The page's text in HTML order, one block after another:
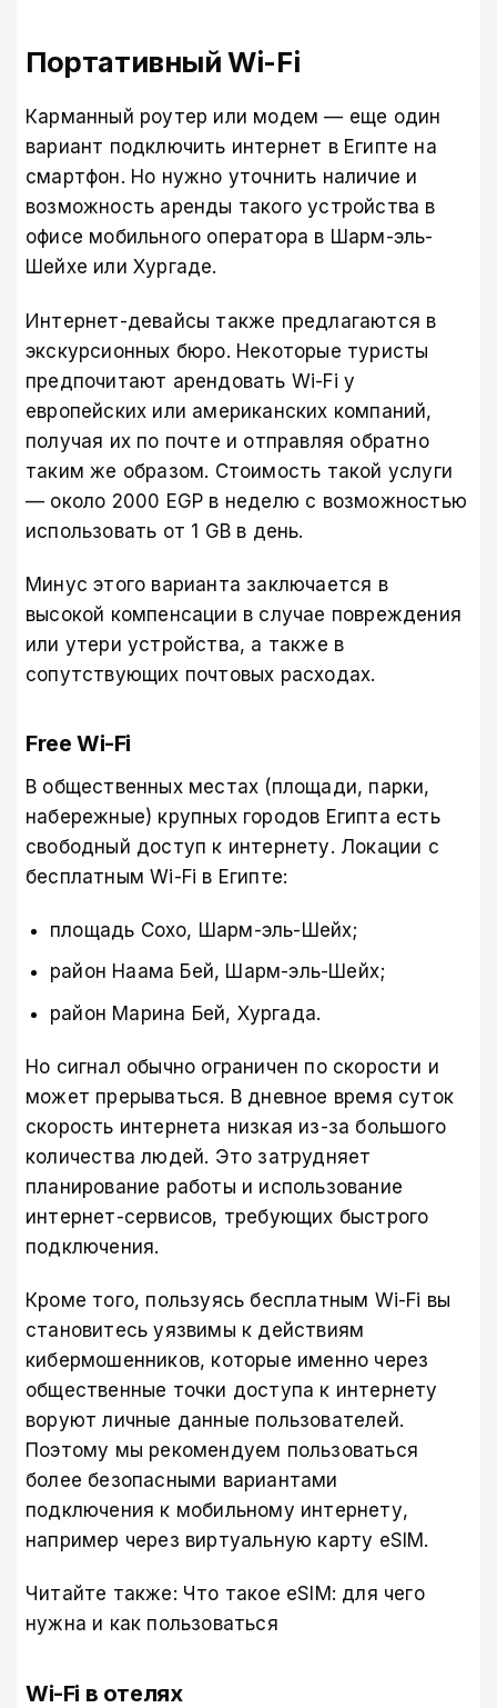
Портативный Wi-Fi
Карманный роутер или модем — еще один
вариант подключить интернет в Египте на
смартфон. Но нужно уточнить наличие и
возможность аренды такого устройства в
офисе мобильного оператора в Шарм-эль-
Шейхе или Хургаде.
Интернет-девайсы также предлагаются в
экскурсионных бюро. Некоторые туристы
предпочитают арендовать Wi-Fi у
европейских или американских компаний,
получая их по почте и отправляя обратно
таким же образом. Стоимость такой услуги
— около 2000 EGP в неделю с возможностью
использовать от 1 GB в день.
Минус этого варианта заключается в
высокой компенсации в случае повреждения
или утери устройства, а также в
сопутствующих почтовых расходах.
Free Wi-Fi
В общественных местах (площади, парки,
набережные) крупных городов Египта есть
свободный доступ к интернету. Локации с
бесплатным Wi-Fi в Египте:
площадь Сохо, Шарм-эль-Шейх;
район Наама Бей, Шарм-эль-Шейх;
район Марина Бей, Хургада.
Но сигнал обычно ограничен по скорости и
может прерываться. В дневное время суток
скорость интернета низкая из-за большого
количества людей. Это затрудняет
планирование работы и использование
интернет-сервисов, требующих быстрого
подключения.
Кроме того, пользуясь бесплатным Wi-Fi вы
становитесь уязвимы к действиям
кибермошенников, которые именно через
общественные точки доступа к интернету
воруют личные данные пользователей.
Поэтому мы рекомендуем пользоваться
более безопасными вариантами
подключения к мобильному интернету,
например через виртуальную карту eSIM.
Читайте также: Что такое eSIM: для чего
нужна и как пользоваться
Wi-Fi в отелях